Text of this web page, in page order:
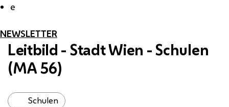
e
NEWSLETTER
Leitbild - Stadt Wien - Schulen
(MA56)
Schulen